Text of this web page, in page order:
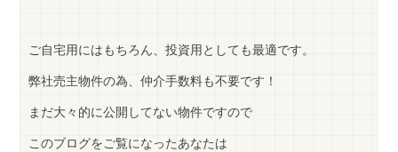
ご自宅用にはもちろん、投資用としても最適です。
弊社売主物件の為、仲介手数料も不要です！
まだ大々的に公開してない物件ですので
このブログをご覧になったあなたは